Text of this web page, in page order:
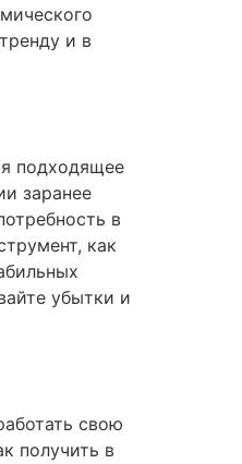
и в
подходящее
заранее
в
как
убытки и
свою
получить в